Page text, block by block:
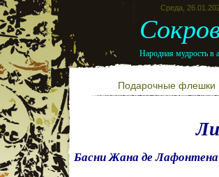
Среда,
Народная мудрость в
Подарочные
Басни Жана де Лафонтена